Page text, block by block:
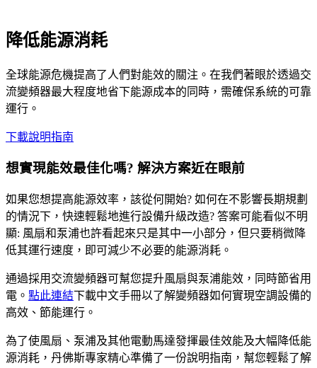
降低能源消耗
全球能源危機提高了人們對能效的關注。在我們著眼於透過交
流變頻器最大程度地省下能源成本的同時，需確保系統的可靠
運行。
下載說明指南
想實現能效最佳化嗎? 解決方案近在眼前
如果您想提高能源效率，該從何開始? 如何在不影響長期規劃
的情況下，快速輕鬆地進行設備升級改造? 答案可能看似不明
顯: 風扇和泵浦也許看起來只是其中一小部分，但只要稍微降
低其運行速度，即可減少不必要的能源消耗。
通過採用交流變頻器可幫您提升風扇與泵浦能效，同時節省用
電。 點此連結下載中文手冊以了解變頻器如何實現空調設備的
高效、節能運行。
為了使風扇、泵浦及其他電動馬達發揮最佳效能及大幅降低能
源消耗，丹佛斯專家精心準備了一份說明指南，幫您輕鬆了解